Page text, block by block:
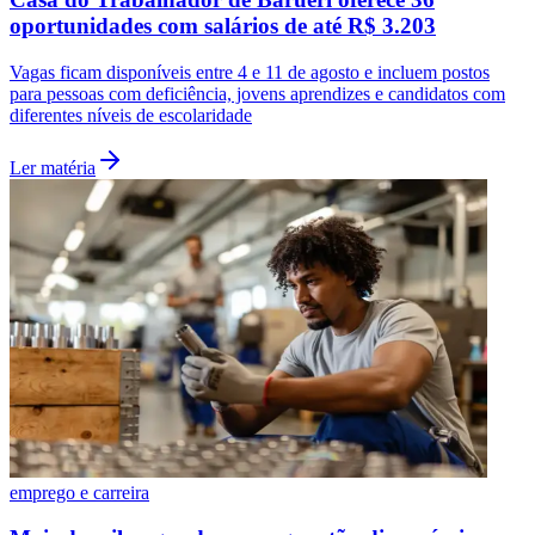
Vasco
oportunidades com salários de até R$ 3.203
Vagas ficam disponíveis entre 4 e 11 de agosto e incluem postos
para pessoas com deficiência, jovens aprendizes e candidatos com
diferentes níveis de escolaridade
Ler matéria
emprego e carreira